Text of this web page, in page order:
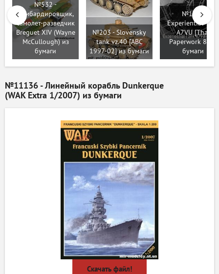
№532 -
Бомбардировщик,
самолет-разведчик
Breguet XIV (Wayne
McCullough) из
бумаги
№203 - Slovensky
tank vz.40 [ABC
1997-02] из бумаги
№125 -
Experiential Tank
A7VU [Thai
Paperwork 8] из
бумаги
№11136 - Линейный корабль Dunkerque
(WAK Extra 1/2007) из бумаги
Скачать файл!